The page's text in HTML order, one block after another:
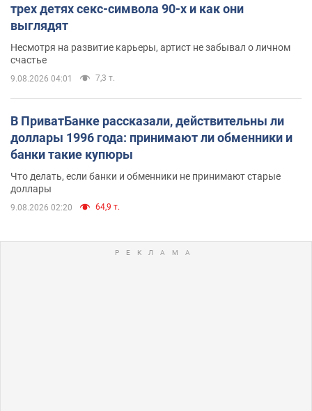
трех детях секс-символа 90-х и как они
выглядят
Несмотря на развитие карьеры, артист не забывал о личном
счастье
9.08.2026 04:01 7,3 т.
В ПриватБанке рассказали, действительны ли
доллары 1996 года: принимают ли обменники и
банки такие купюры
Что делать, если банки и обменники не принимают старые
доллары
9.08.2026 02:20 64,9 т.